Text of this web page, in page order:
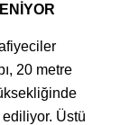
20 metre
Üstü